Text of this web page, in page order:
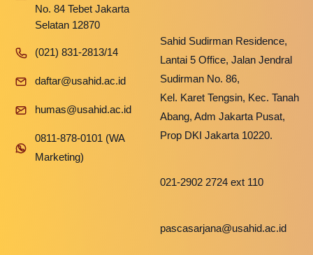
No. 84 Tebet Jakarta
Selatan 12870
(021) 831-2813/14
daftar@usahid.ac.id
humas@usahid.ac.id
0811-878-0101 (WA
Marketing)
Sahid Sudirman Residence,
Lantai 5 Office, Jalan Jendral
Sudirman No. 86,
Kel. Karet Tengsin, Kec. Tanah
Abang, Adm Jakarta Pusat,
Prop DKI Jakarta 10220.
021-2902 2724 ext 110
pascasarjana@usahid.ac.id